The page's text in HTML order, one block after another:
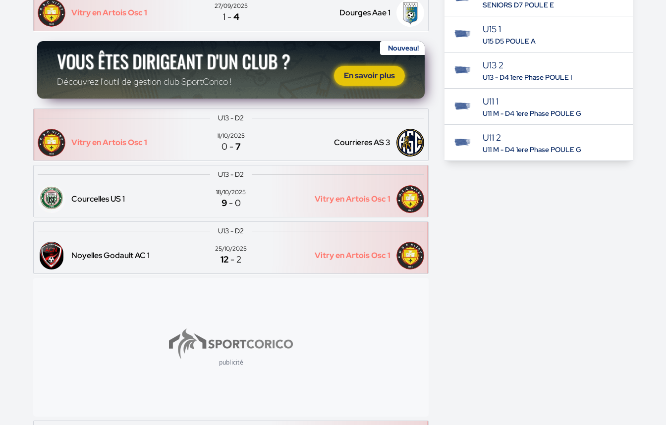
Vitry en Artois Osc 1
27/09/2025
1 -4 Dourges Aae 1
Nouveau!
VOUS ÊTES DIRIGEANT D'UN CLUB ?
Découvrez l'outil de gestion club SportCorico !
En savoir plus
U13 - D2
Vitry en Artois Osc 1
11/10/2025
0 -7 Courrieres AS 3
U13 - D2
Courcelles US 1
18/10/2025
9 -0 Vitry en Artois Osc 1
U13 - D2
Noyelles Godault AC 1
25/10/2025
12 -2 Vitry en Artois Osc 1
publicité
SENIORS D7 POULE E
U15 1
U15 D5 POULE A
U13 2
U13 - D4 1ere Phase POULE I
U11 1
U11 M - D4 1ere Phase POULE G
U11 2
U11 M - D4 1ere Phase POULE G